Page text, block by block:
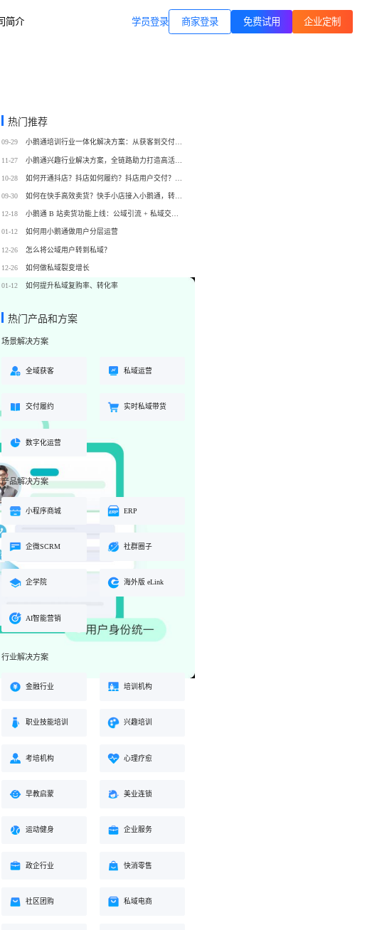
私域获客/培育/
转、一站式解决方案
，公域私域打
培训、考试全
适配出海场景的全新产品，实现海
站式解决方案
出国留学等一
心理疗愈
连锁心理机构的私域获客、标准化
交付与用户留存、多门店管理工具
义实时互动私
路私域增长解
加盟培育、连锁门店管理、企业商
客、标准化交
解决方案
例 公司简介 学员登录 商家登录
热门推荐
09-29 小鹅通培训行业一体化解决方案：从获客到交付，帮你打通增长全链路！
11-27
10-28
09-30
12-18
01-12 如何用小鹅通做用户分层运营
12-26 怎么将公域用户转到私域？
12-26 如何做私域裂变增长
01-12 如何提升私域复购率、转化率
热门产品和方案
场景解决方案
全域获客 私域运营
交付履约 实时私域带货
数字化运营
产品解决方案
小程序商城 ERP
企微SCRM 社群圈子
企学院 海外版 eLink
AI智能营销
行业解决方案
金融行业 培训机构
职业技能培训 兴趣培训
考培机构 心理疗愈
早教启蒙 美业连锁
运动健身 企业服务
政企行业 快消零售
社区团购 私域电商